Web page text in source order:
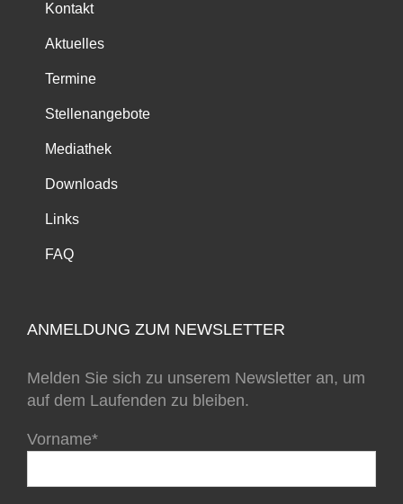
Kontakt
Aktuelles
Termine
Stellenangebote
Mediathek
Downloads
Links
FAQ
ANMELDUNG ZUM NEWSLETTER
Melden Sie sich zu unserem Newsletter an, um
auf dem Laufenden zu bleiben.
Vorname*